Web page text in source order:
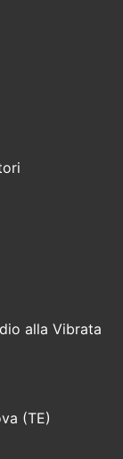
alla Vibrata
(TE)